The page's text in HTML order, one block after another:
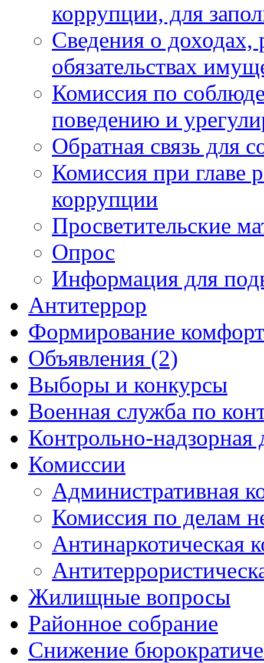
коррупции, для
Сведения о доходах,
обязательствах
Комиссия по
поведению и
Обратная связь для
Комиссия при главе
коррупции
Просветительские
Опрос
Информация для
Антитеррор
Формирование
Объявления (2)
Выборы и конкурсы
Военная служба по
Контрольно-надзорная
Комиссии
Административная
Комиссия по делам
Антинаркотическая
Жилищные вопросы
Районное собрание
Снижение